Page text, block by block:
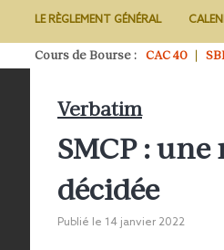
LE RÈGLEMENT GÉNÉRAL
Cours de Bourse : CAC 40
Verbatim
SMCP :
décidée
Publié le 14 janvier 2022